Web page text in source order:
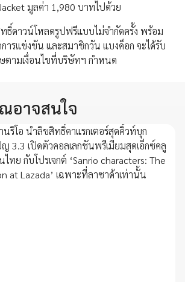
มูลค่า 1,980 บาทไปด้วย
ธิ์ดาวน์โหลดรูปฟรีแบบไม่จำกัดครั้ง พร้อม
ารแข่งขัน และสมาชิกวัน แบงค็อก จะได้รับ
ตามเงื่อนไขที่บริษัทฯ กำหนด
อาจสนใจ